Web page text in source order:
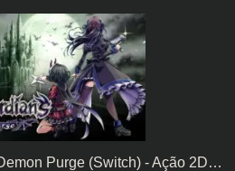
Purge (Switch) - Ação 2D…